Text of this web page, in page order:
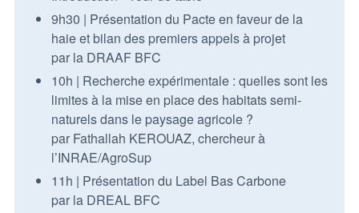
9h30 | Présentation du Pacte en faveur de la
haie et bilan des premiers appels à projet
par la DRAAF BFC
10h | Recherche expérimentale : quelles sont les
limites à la mise en place des habitats semi-
naturels dans le paysage agricole ?
par Fathallah KEROUAZ, chercheur à
l’INRAE/AgroSup
11h | Présentation du Label Bas Carbone
par la DREAL BFC